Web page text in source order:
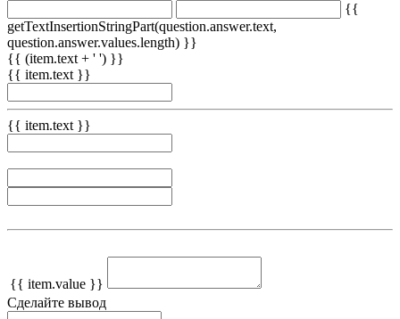
{{
getTextInsertionStringPart(question.answer.text,
question.answer.values.length) }}
{{ (item.text + ' ') }}
{{ item.text }}
{{ item.text }}
{{ item.value }}
Сделайте вывод